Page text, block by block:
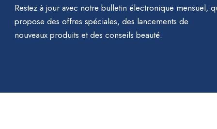
Restez à jour avec notre bulletin électronique mensuel,
propose des offres spéciales, des lancements de
nouveaux produits et des conseils beauté.